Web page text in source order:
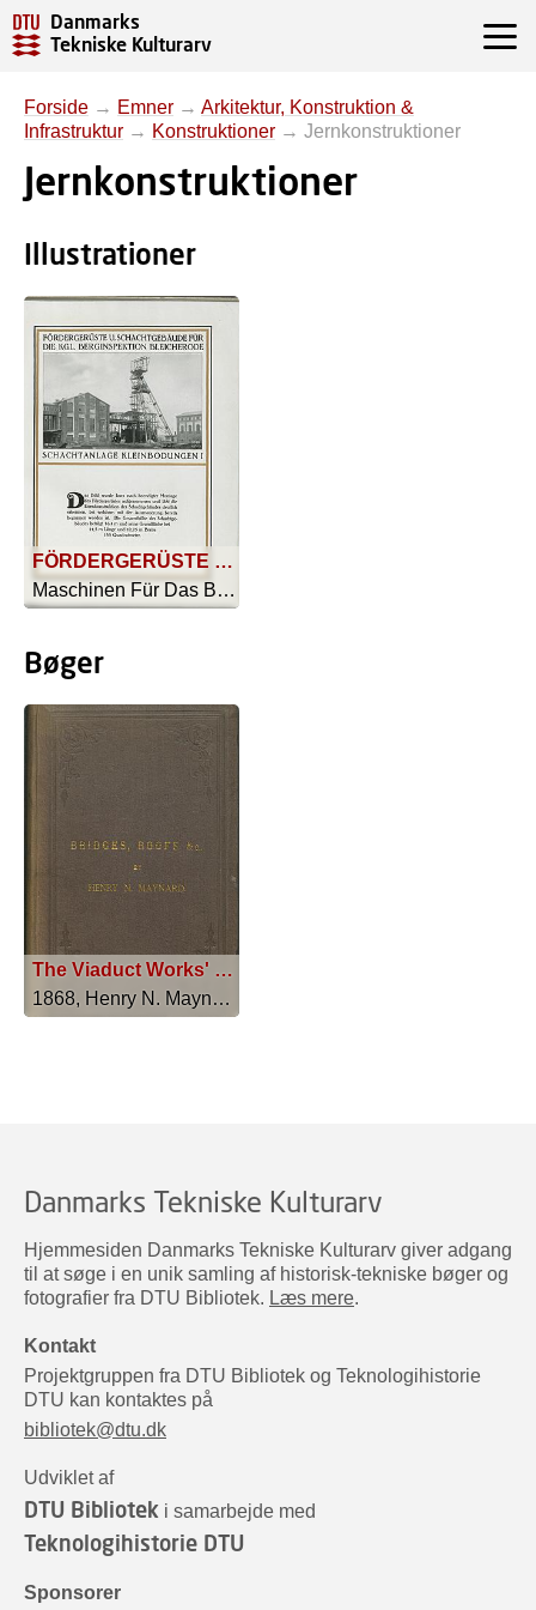
Danmarks
Tekniske Kulturarv
Forside → Emner → Arkitektur, Konstruktion &
Infrastruktur → Konstruktioner → Jernkonstruktioner
Jernkonstruktioner
Illustrationer
FÖRDERGERÜSTE U.SCHACHTGEBÄUDE FÜR DIE KGL. BERGINSPEKTION BLEICHERODE SCHACHTANLAGE KLEINBODUNGEN I
Maschinen Für Das Bergwerk - 1915
Bøger
The Viaduct Works' Handbook
1868, Henry N. Maynard
Danmarks Tekniske Kulturarv
Hjemmesiden Danmarks Tekniske Kulturarv giver adgang
til at søge i en unik samling af historisk-tekniske bøger og
fotografier fra DTU Bibliotek. Læs mere.
Kontakt
Projektgruppen fra DTU Bibliotek og Teknologihistorie
DTU kan kontaktes på
bibliotek@dtu.dk
Udviklet af
DTU Bibliotek i samarbejde med
Teknologihistorie DTU
Sponsorer